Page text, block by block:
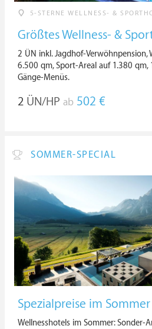
5-STERNE WELLNESS- &
Größtes Wellness- &
2 ÜN inkl. Jagdhof-Verwöhnpension,
6.500 qm, Sport-Areal auf 1.380 qm,
Gänge-Menüs.
2 ÜN/HP ab 502 €
SOMMER-SPECIAL
Spezialpreise im Sommer
Wellnesshotels im Sommer: Sonder-